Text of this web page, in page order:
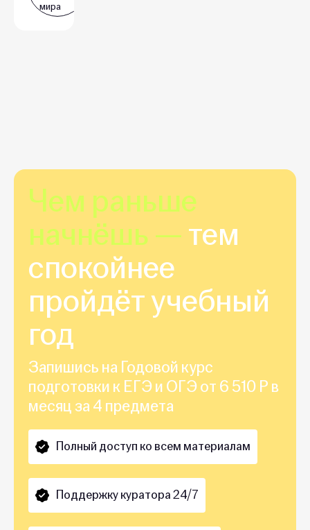
мира
Чем раньше
начнёшь — тем
спокойнее
пройдёт учебный
год
Запишись на Годовой курс
подготовки к ЕГЭ и ОГЭ от 6 510 Р в
месяц за 4 предмета
Полный доступ ко всем материалам
Поддержку куратора 24/7